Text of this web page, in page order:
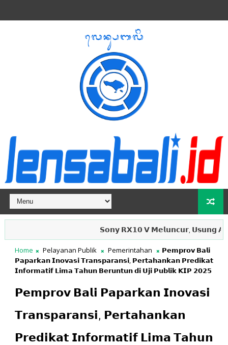
𝗦𝗼𝗻𝘆 𝗥𝗫𝟭𝟬 𝗩 𝗠𝗲𝗹𝘂𝗻𝗰𝘂𝗿, 𝗨𝘀𝘂𝗻𝗴
Home Pelayanan Publik Pemerintahan
𝗣𝗲𝗺𝗽𝗿𝗼𝘃 𝗕𝗮𝗹𝗶
𝗣𝗮𝗽𝗮𝗿𝗸𝗮𝗻 𝗜𝗻𝗼𝘃𝗮𝘀𝗶 𝗧𝗿𝗮𝗻𝘀𝗽𝗮𝗿𝗮𝗻𝘀𝗶, 𝗣𝗲𝗿𝘁𝗮𝗵𝗮𝗻𝗸𝗮𝗻 𝗣𝗿𝗲𝗱𝗶𝗸𝗮𝘁
𝗜𝗻𝗳𝗼𝗿𝗺𝗮𝘁𝗶𝗳 𝗟𝗶𝗺𝗮 𝗧𝗮𝗵𝘂𝗻 𝗕𝗲𝗿𝘂𝗻𝘁𝘂𝗻 𝗱𝗶 𝗨𝗷𝗶 𝗣𝘂𝗯𝗹𝗶𝗸 𝗞𝗜𝗣 𝟮𝟬𝟮𝟱
𝗣𝗲𝗺𝗽𝗿𝗼𝘃 𝗕𝗮𝗹𝗶 𝗣𝗮𝗽𝗮𝗿𝗸𝗮𝗻 𝗜𝗻𝗼𝘃𝗮𝘀𝗶
𝗧𝗿𝗮𝗻𝘀𝗽𝗮𝗿𝗮𝗻𝘀𝗶, 𝗣𝗲𝗿𝘁𝗮𝗵𝗮𝗻𝗸𝗮𝗻
𝗣𝗿𝗲𝗱𝗶𝗸𝗮𝘁 𝗜𝗻𝗳𝗼𝗿𝗺𝗮𝘁𝗶𝗳 𝗟𝗶𝗺𝗮 𝗧𝗮𝗵𝘂𝗻